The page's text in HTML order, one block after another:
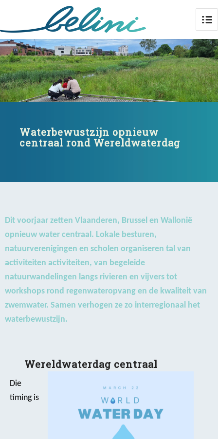
Waterbewustzijn opnieuw
centraal rond Wereldwaterdag
Dit voorjaar zetten Vlaanderen, Brussel en Wallonië
opnieuw water centraal. Lokale besturen,
natuurverenigingen en scholen organiseren tal van
activiteiten activiteiten, van begeleide
natuurwandelingen langs rivieren en vijvers tot
workshops rond regenwateropvang en de kwaliteit van
zwemwater. Samen verhogen ze zo interregionaal het
waterbewustzijn.
Wereldwaterdag centraal
Die
timing is